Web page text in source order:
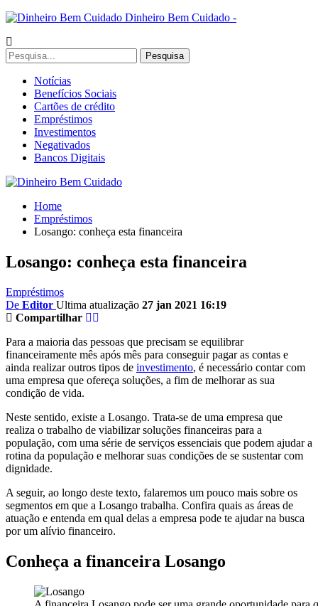
Dinheiro Bem Cuidado -
Notícias
Benefícios Sociais
Cartões de crédito
Empréstimos
Investimentos
Negativados
Bancos Digitais
Home
Empréstimos
Losango: conheça esta financeira
Losango: conheça esta financeira
Empréstimos
De Editor Ultima atualização 27 jan 2021 16:19
Compartilhar
Para a maioria das pessoas que precisam se equilibrar
financeiramente mês após mês para conseguir pagar as contas e
ainda realizar outros tipos de investimento, é necessário contar com
uma empresa que ofereça soluções, a fim de melhorar as sua
condição de vida.
Neste sentido, existe a Losango. Trata-se de uma empresa que
realiza o trabalho de viabilizar soluções financeiras para a
população, com uma série de serviços essenciais que podem ajudar a
rotina da população e melhorar suas condições de se sustentar com
dignidade.
A seguir, ao longo deste texto, falaremos um pouco mais sobre os
segmentos em que a Losango trabalha. Confira quais as áreas de
atuação e entenda em qual delas a empresa pode te ajudar na busca
por um alívio financeiro.
Conheça a financeira Losango